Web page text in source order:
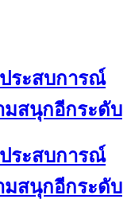
ประสบการณ์
สนุกอีกระดับ
ประสบการณ์
สนุกอีกระดับ